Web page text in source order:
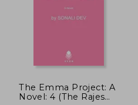
dcto.
The Emma Project: A
Novel: 4 (The Rajes